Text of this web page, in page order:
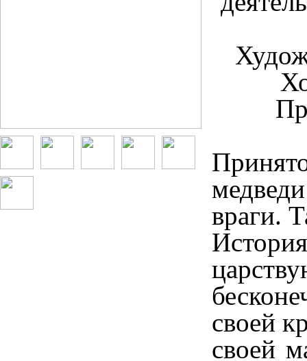
враги.
своей
своей